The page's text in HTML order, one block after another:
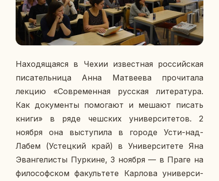
На­хо­дя­ща­я­ся в Чехии из­вест­ная рос­сий­ская
пи­са­тель­ни­ца Анна Мат­ве­е­ва про­чи­та­ла
лекцию «Со­вре­мен­ная рус­ская ли­те­ра­ту­ра.
Как до­ку­мен­ты по­мо­га­ют и мешают писать
книги» в ряде чеш­ских уни­вер­си­те­тов. 2
ноября она вы­сту­пи­ла в городе Усти-над-
Лабем (Устец­кий край) в Уни­вер­си­те­те Яна
Эван­ге­ли­сты Пур­кине, 3 ноября — в Праге на
фи­ло­соф­ском фа­куль­те­те Кар­ло­ва уни­вер­си­